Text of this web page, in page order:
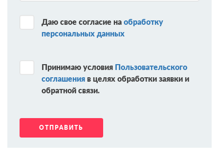
Даю свое согласие на обработку
персональных данных
Принимаю условия Пользовательского
соглашения в целях обработки заявки и
обратной связи.